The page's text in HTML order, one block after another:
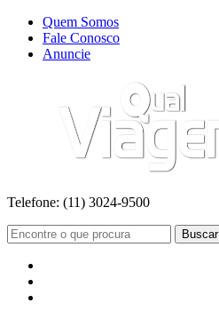
Quem Somos
Fale Conosco
Anuncie
Telefone: (11) 3024-9500
Buscar